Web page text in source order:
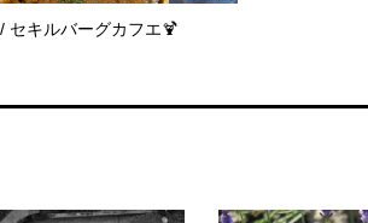
セキルバーグカフエ🍹